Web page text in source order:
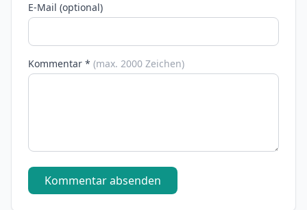
E-Mail (optional)
Kommentar * (max. 2000 Zeichen)
Kommentar absenden